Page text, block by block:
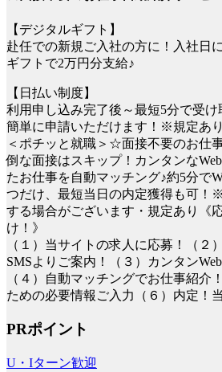
【デジタルギフト】
赴任での新規ご入社の方に！入社日
ギフトで2万円分支給♪
【日払い制度】
利用申し込み完了後～最短5分で受
簡単に申請いただけます！※規定あり
＜ポチッと就職＞☆面接不要のお仕
倒な面接はスキップ！カンタンな
たお仕事を自動マッチング♪約5分で
つだけ、最短当日の内定獲得も可！
する場合がございます・規定あり《
け！》
（１）当サイトの求人に応募！（２
SMSよりご案内！（３）カンタン
（４）自動マッチングでお仕事紹介
ための必要情報ご入力（６）内定！
PRポイント
U・Iターン歓迎